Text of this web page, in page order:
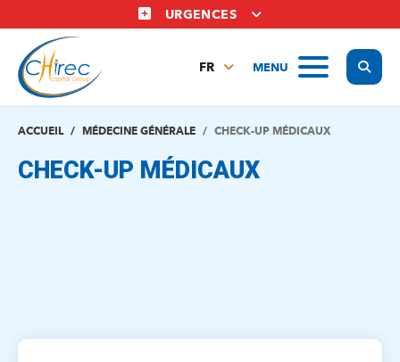
au
contenu
principal
URGENCES
MENU
FR
EN
ACCUEIL MÉDECINE GÉNÉRALE CHECK-UP MÉDICAUX
CHECK-UP MÉDICAUX